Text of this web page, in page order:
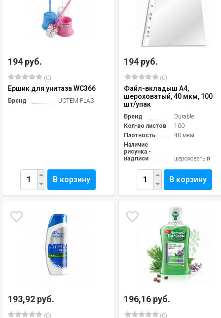
194 руб.
(0)
Ершик для унитаза WC366
Бренд UCTEM PLAS
В корзину
194 руб.
(0)
Файл-вкладыш А4,
шероховатый, 40 мкм, 100
шт/упак
Бренд
Durable
Кол-во листов
100
Плотность
40 мкм
Наличие
рисунка -
надписи
шероховатый
В корзину
193,92 руб.
(0)
196,16 руб.
(0)